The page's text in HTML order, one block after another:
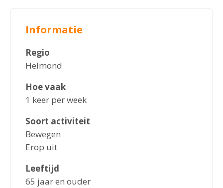
Informatie
Regio
Helmond
Hoe vaak
1 keer per week
Soort activiteit
Bewegen
Erop uit
Leeftijd
65 jaar en ouder